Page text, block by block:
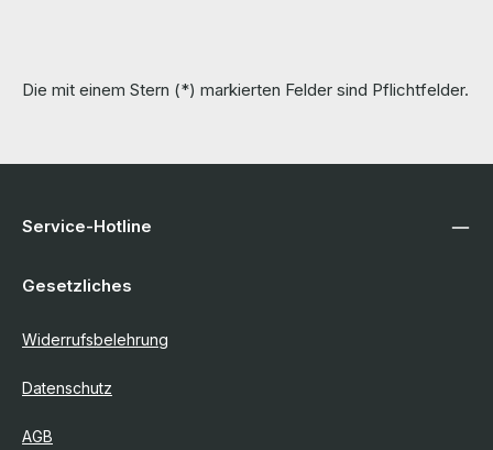
Die mit einem Stern (*) markierten Felder sind Pflichtfelder.
Service-Hotline
Gesetzliches
Widerrufsbelehrung
Datenschutz
AGB